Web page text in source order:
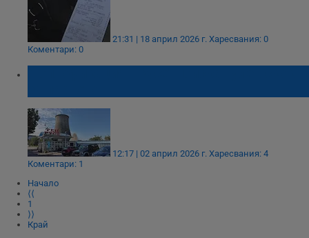
21:31 | 18 април 2026 г. Харесвания: 0
Коментари: 0
12:17 | 02 април 2026 г. Харесвания: 4
Коментари: 1
Начало
⟨⟨
1
⟩⟩
Край